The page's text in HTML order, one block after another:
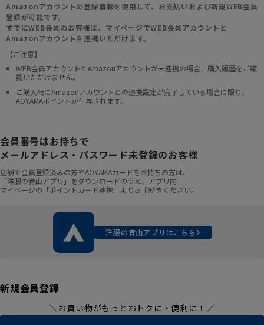
Amazonアカウントの登録情報を使用して、お支払いおよび新規WEB会員
登録が可能です。
すでにWEB会員のお客様は、マイページでWEB会員アカウントと
Amazonアカウントを連携いただけます。
【ご注意】
WEB会員アカウントとAmazonアカウントが未連携の場合、購入履歴をご確
認いただけません。
ご購入時にAmazonアカウントとの連携設定が完了している場合に限り、
AOYAMAポイントが付与されます。
会員番号はお持ちで
メールアドレス・パスワード未登録のお客様
店舗で会員登録済みの方やAOYAMAカードをお持ちの方は、
「洋服の青山アプリ」をダウンロードのうえ、アプリ内
マイページの「ポイントカード連携」よりお手続きください。
洋服の青山アプリはこちら
新規会員登録
＼お買い物がもっとおトクに・便利に！／